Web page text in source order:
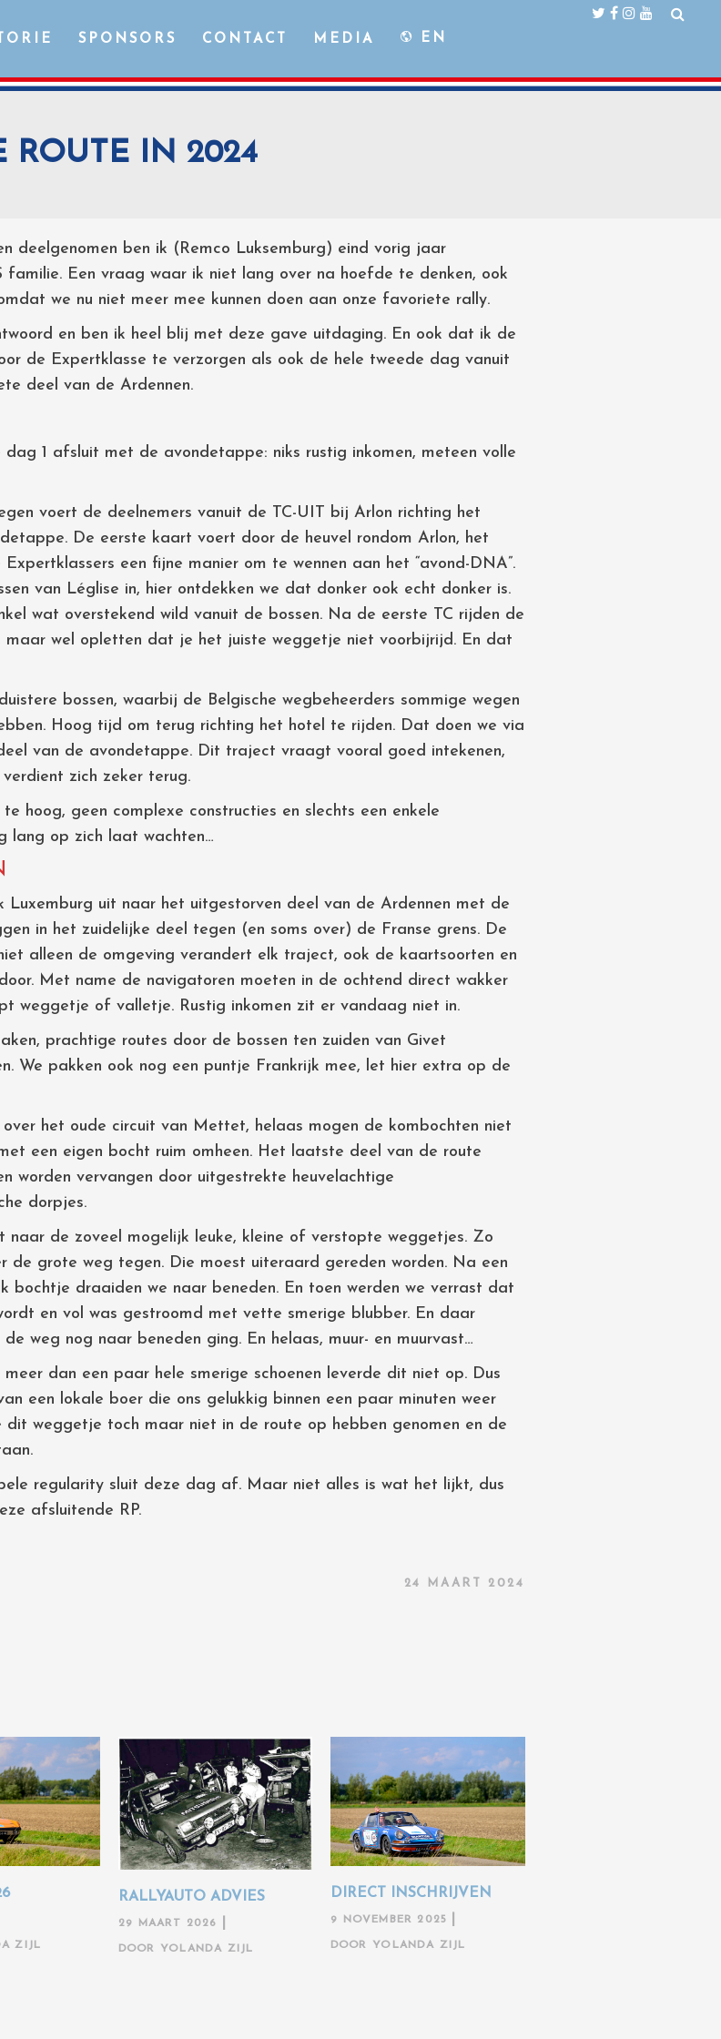
SPONSORS CONTACT MEDIA EN
ROUTE IN 2024
deelgenomen ben ik (Remco Luksemburg) eind vorig jaar
Een vraag waar ik niet lang over na hoefde te denken, ook
we nu niet meer mee kunnen doen aan onze favoriete rally.
en ben ik heel blij met deze gave uitdaging. En ook dat ik de
de Expertklasse te verzorgen als ook de hele tweede dag vanuit
deel van de Ardennen.
1 afsluit met de avondetappe: niks rustig inkomen, meteen volle
voert de deelnemers vanuit de TC-UIT bij Arlon richting het
De eerste kaart voert door de heuvel rondom Arlon, het
een fijne manier om te wennen aan het “avond-DNA”.
van Léglise in, hier ontdekken we dat donker ook echt donker is.
wat overstekend wild vanuit de bossen. Na de eerste TC rijden de
maar wel opletten dat je het juiste weggetje niet voorbijrijd. En dat
bossen, waarbij de Belgische wegbeheerders sommige wegen
Hoog tijd om terug richting het hotel te rijden. Dat doen we via
van de avondetappe. Dit traject vraagt vooral goed intekenen,
zich zeker terug.
hoog, geen complexe constructies en slechts een enkele
lang op zich laat wachten…
Luxemburg uit naar het uitgestorven deel van de Ardennen met de
in het zuidelijke deel tegen (en soms over) de Franse grens. De
alleen de omgeving verandert elk traject, ook de kaartsoorten en
Met name de navigatoren moeten in de ochtend direct wakker
weggetje of valletje. Rustig inkomen zit er vandaag niet in.
prachtige routes door de bossen ten zuiden van Givet
We pakken ook nog een puntje Frankrijk mee, let hier extra op de
het oude circuit van Mettet, helaas mogen de kombochten niet
een eigen bocht ruim omheen. Het laatste deel van de route
worden vervangen door uitgestrekte heuvelachtige
dorpjes.
naar de zoveel mogelijk leuke, kleine of verstopte weggetjes. Zo
de grote weg tegen. Die moest uiteraard gereden worden. Na een
bochtje draaiden we naar beneden. En toen werden we verrast dat
en vol was gestroomd met vette smerige blubber. En daar
weg nog naar beneden ging. En helaas, muur- en muurvast…
dan een paar hele smerige schoenen leverde dit niet op. Dus
een lokale boer die ons gelukkig binnen een paar minuten weer
weggetje toch maar niet in de route op hebben genomen en de
regularity sluit deze dag af. Maar niet alles is wat het lijkt, dus
afsluitende RP.
24 MAART 2024
ZIJL
RALLYAUTO ADVIES
29 MAART 2026
DOOR YOLANDA ZIJL
DIRECT INSCHRIJVEN
9 NOVEMBER 2025
DOOR YOLANDA ZIJL